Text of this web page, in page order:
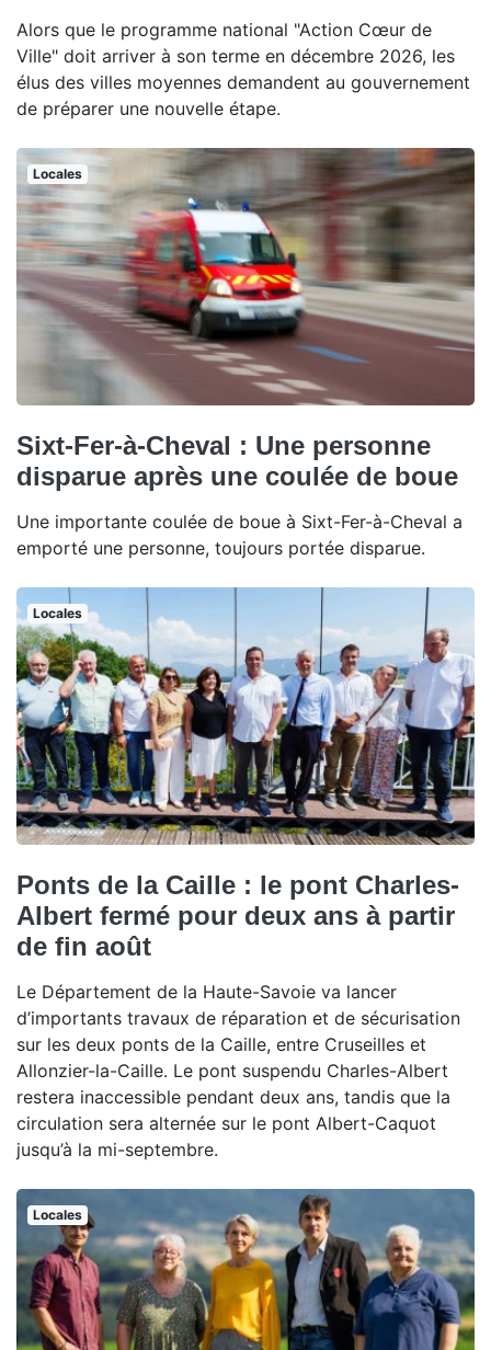
Alors que le programme national "Action Cœur de
Ville" doit arriver à son terme en décembre 2026, les
élus des villes moyennes demandent au gouvernement
de préparer une nouvelle étape.
Locales
Sixt-Fer-à-Cheval : Une personne
disparue après une coulée de boue
Une importante coulée de boue à Sixt-Fer-à-Cheval a
emporté une personne, toujours portée disparue.
Locales
Ponts de la Caille : le pont Charles-
Albert fermé pour deux ans à partir
de fin août
Le Département de la Haute-Savoie va lancer
d’importants travaux de réparation et de sécurisation
sur les deux ponts de la Caille, entre Cruseilles et
Allonzier-la-Caille. Le pont suspendu Charles-Albert
restera inaccessible pendant deux ans, tandis que la
circulation sera alternée sur le pont Albert-Caquot
jusqu’à la mi-septembre.
Locales